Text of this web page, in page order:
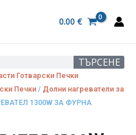
0.00 €
ТЪРСЕНЕ
Готварски Печки
Печки / Долни нагреватели за
1300W ЗА ФУРНА